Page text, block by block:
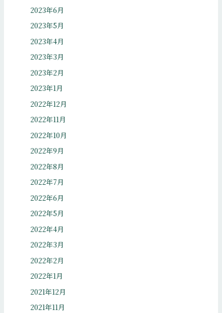
2023年6月
2023年5月
2023年4月
2023年3月
2023年2月
2023年1月
2022年12月
2022年11月
2022年10月
2022年9月
2022年8月
2022年7月
2022年6月
2022年5月
2022年4月
2022年3月
2022年2月
2022年1月
2021年12月
2021年11月